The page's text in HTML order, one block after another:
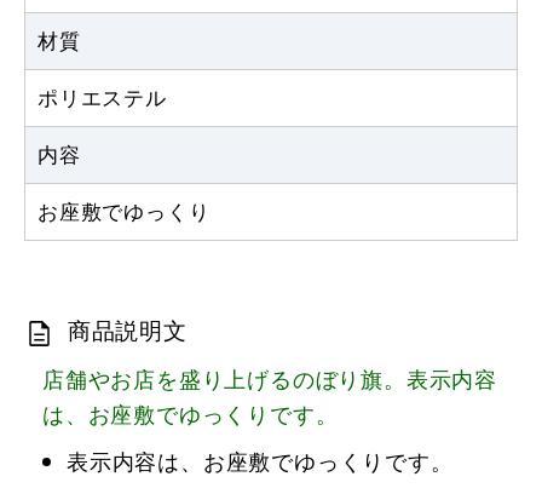
注水型マルチのぼりスタンド 20L
カゴへ
材質
ポリエステル
内容
お座敷でゆっくり
商品説明文
店舗やお店を盛り上げるのぼり旗。表示内容
は、お座敷でゆっくりです。
表示内容は、お座敷でゆっくりです。